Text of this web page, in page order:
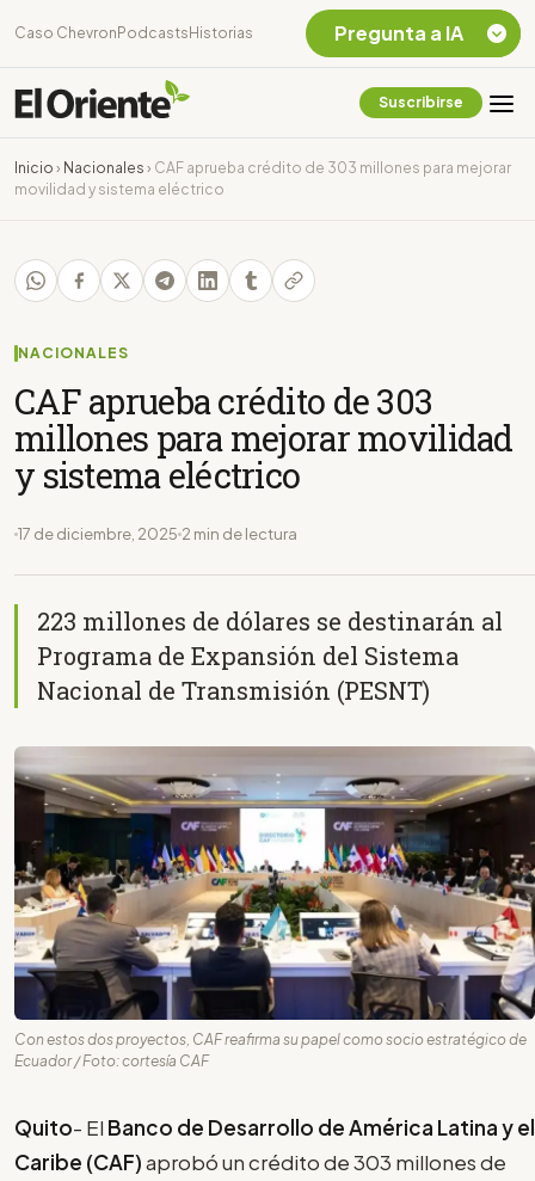
Caso Chevron Podcasts Historias
Suscribirse
Inicio › Nacionales › CAF aprueba crédito de 303 millones para mejorar
movilidad y sistema eléctrico
NACIONALES
CAF aprueba crédito de 303
millones para mejorar movilidad
y sistema eléctrico
17 de diciembre, 2025 2 min de lectura
223 millones de dólares se destinarán al
Programa de Expansión del Sistema
Nacional de Transmisión (PESNT)
Con estos dos proyectos, CAF reafirma su papel como socio estratégico de
Ecuador / Foto: cortesía CAF
Quito- El Banco de Desarrollo de América Latina y el
Caribe (CAF)aprobó un crédito de 303 millones de
Pregunta a IA
Chevron Ecuador